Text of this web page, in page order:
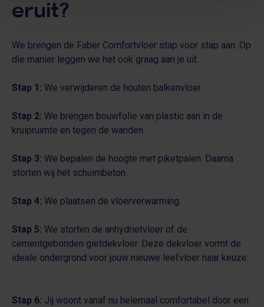
eruit?
We brengen de Faber Comfortvloer stap voor stap aan. Op
die manier leggen we het ook graag aan je uit.
Stap 1: We verwijderen de houten balkenvloer.
Stap 2: We brengen bouwfolie van plastic aan in de
kruipruimte en tegen de wanden.
Stap 3: We bepalen de hoogte met piketpalen. Daarna
storten wij het schuimbeton.
Stap 4: We plaatsen de vloerverwarming.
Stap 5: We storten de anhydrietvloer of de
cementgebonden gietdekvloer. Deze dekvloer vormt de
ideale ondergrond voor jouw nieuwe leefvloer naar keuze.
Stap 6: Jij woont vanaf nu helemaal comfortabel door een